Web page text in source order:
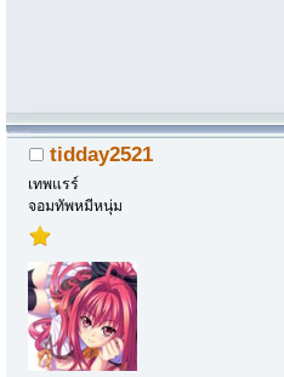
tidday2521
เทพแรร์
จอมทัพหมีหนุ่ม